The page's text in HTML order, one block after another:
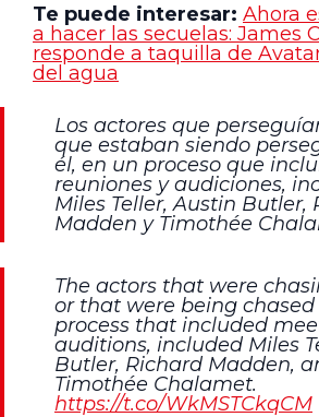
Te puede interesar: Ahora
a hacer las secuelas: James
responde a taquilla de
del agua
Los actores que
que estaban siendo
él, en un proceso que
reuniones y audiciones,
Miles Teller, Austin Butler,
Madden y Timothée
The actors that were
or that were being
process that included
auditions, included Miles
Butler, Richard Madden,
Timothée Chalamet.
https://t.co/WkMSTCkqCM